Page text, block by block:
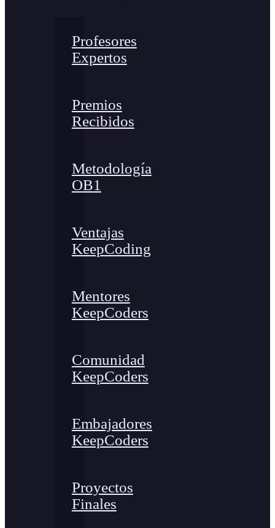
Profesores
Expertos
Premios
Recibidos
Metodología
OB1
Ventajas
KeepCoding
Mentores
KeepCoders
Comunidad
KeepCoders
Embajadores
KeepCoders
Proyectos
Finales